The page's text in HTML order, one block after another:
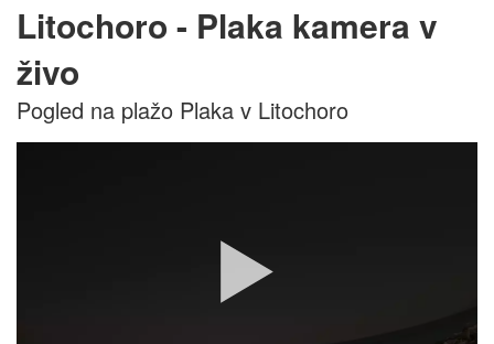
Litochoro - Plaka kamera v
živo
Pogled na plažo Plaka v Litochoro